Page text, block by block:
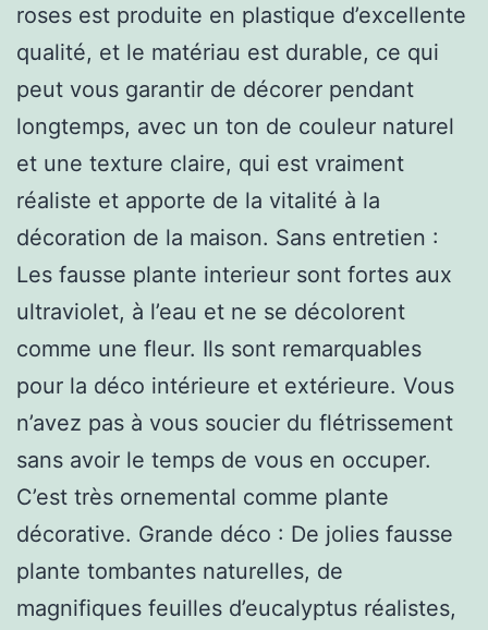
roses est produite en plastique d’excellente
qualité, et le matériau est durable, ce qui
peut vous garantir de décorer pendant
longtemps, avec un ton de couleur naturel
et une texture claire, qui est vraiment
réaliste et apporte de la vitalité à la
décoration de la maison. Sans entretien :
Les fausse plante interieur sont fortes aux
ultraviolet, à l’eau et ne se décolorent
comme une fleur. Ils sont remarquables
pour la déco intérieure et extérieure. Vous
n’avez pas à vous soucier du flétrissement
sans avoir le temps de vous en occuper.
C’est très ornemental comme plante
décorative. Grande déco : De jolies fausse
plante tombantes naturelles, de
magnifiques feuilles d’eucalyptus réalistes,